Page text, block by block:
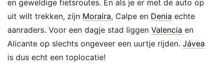
en geweldige fietsroutes. En als je er met de auto op
uit wilt trekken, zijn Moraira, Calpe en Denia echte
aanraders. Voor een dagje stad liggen Valencia en
Alicante op slechts ongeveer een uurtje rijden. Jávea
is dus echt een toplocatie!